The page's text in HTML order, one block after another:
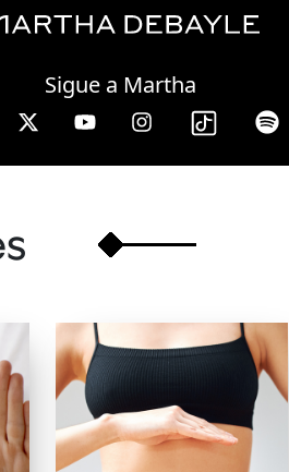
Sigue a Martha